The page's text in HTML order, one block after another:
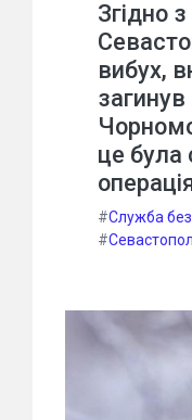
Згідно
вибух,
загинув
це була
#Служба
#